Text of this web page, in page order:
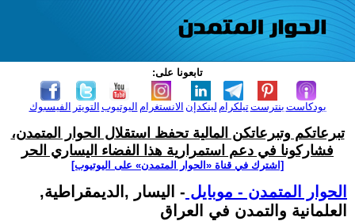
تابعونا على:
الفيسبوك التويتر اليوتيوب الانستغرام لينكدإن تيلكرامبنترست بودكاست
تبرعاتكم وتبرعاتكن المالية تحفظ استقلال الحوار المتمدن،
فشاركونا في دعم استمرارية هذا الفضاء اليساري الحر
[اشترك في قناة ‫«الحوار المتمدن» على اليوتيوب]
الحوار المتمدن - موبايل - اليسار ,الديمقراطية,
العلمانية والتمدن في العراق